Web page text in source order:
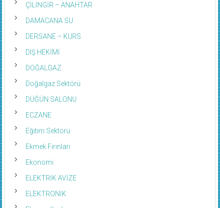
ÇİLİNGİR – ANAHTAR
DAMACANA SU
DERSANE – KURS
DIŞ HEKİMİ
DOĞALGAZ
Doğalgaz Sektörü
DÜĞÜN SALONU
ECZANE
Eğitim Sektörü
Ekmek Fırınları
Ekonomi
ELEKTRİK AVİZE
ELEKTRONİK